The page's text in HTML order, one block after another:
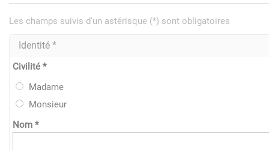
Les champs suivis d'un astérisque (*) sont obligatoires
Identité *
Civilité *
Madame
Monsieur
Nom *